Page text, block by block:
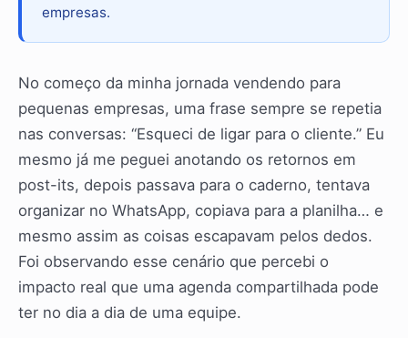
empresas.
No começo da minha jornada vendendo para
pequenas empresas, uma frase sempre se repetia
nas conversas: “Esqueci de ligar para o cliente.” Eu
mesmo já me peguei anotando os retornos em
post-its, depois passava para o caderno, tentava
organizar no WhatsApp, copiava para a planilha… e
mesmo assim as coisas escapavam pelos dedos.
Foi observando esse cenário que percebi o
impacto real que uma agenda compartilhada pode
ter no dia a dia de uma equipe.